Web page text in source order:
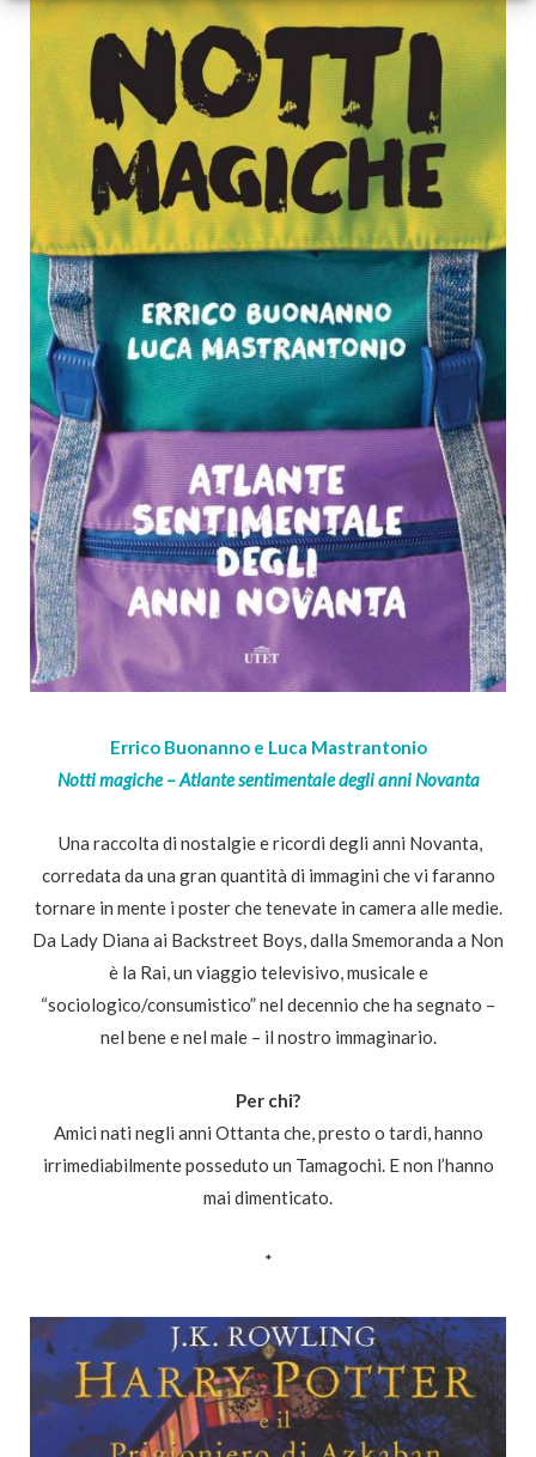
Errico Buonanno e Luca Mastrantonio
Notti magiche – Atlante sentimentale degli anni Novanta
Una raccolta di nostalgie e ricordi degli anni Novanta,
corredata da una gran quantità di immagini che vi faranno
tornare in mente i poster che tenevate in camera alle medie.
Da Lady Diana ai Backstreet Boys, dalla Smemoranda a Non
è la Rai, un viaggio televisivo, musicale e
“sociologico/consumistico” nel decennio che ha segnato –
nel bene e nel male – il nostro immaginario.
Per chi?
Amici nati negli anni Ottanta che, presto o tardi, hanno
irrimediabilmente posseduto un Tamagochi. E non l’hanno
mai dimenticato.
*